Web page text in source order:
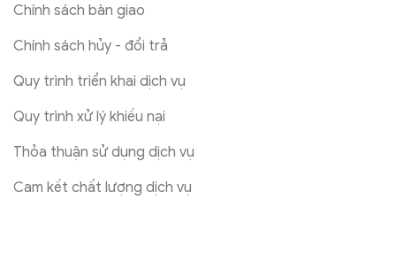
Chính sách bàn giao
Chính sách hủy - đổi trả
Quy trình triển khai dịch vụ
Quy trình xử lý khiếu nại
Thỏa thuận sử dụng dịch vụ
Cam kết chất lượng dịch vụ